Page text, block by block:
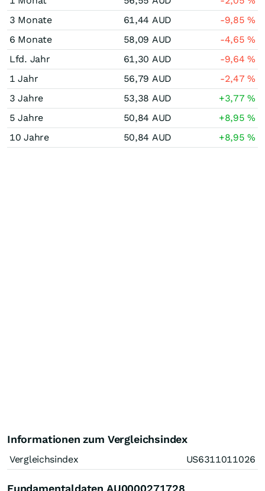
3 Monate
61,44 AUD -9,85%
6 Monate
58,09 AUD -4,65%
Lfd. Jahr
61,30 AUD -9,64%
1 Jahr
56,79 AUD -2,47%
3 Jahre
53,38 AUD +3,77%
5 Jahre
50,84 AUD +8,95%
10 Jahre
50,84 AUD +8,95%
Informationen zum Vergleichsindex
Vergleichsindex US6311011026
Fundamentaldaten AU0000271728